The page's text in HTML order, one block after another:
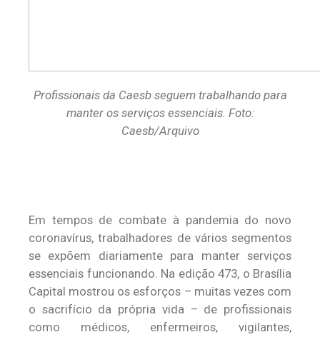
Profissionais da Caesb seguem trabalhando para
manter os serviços essenciais. Foto:
Caesb/Arquivo
Em tempos de combate à pandemia do novo
coronavírus, trabalhadores de vários segmentos
se expõem diariamente para manter serviços
essenciais funcionando. Na edição 473, o Brasília
Capital mostrou os esforços – muitas vezes com
o sacrifício da própria vida – de profissionais
como médicos, enfermeiros, vigilantes,